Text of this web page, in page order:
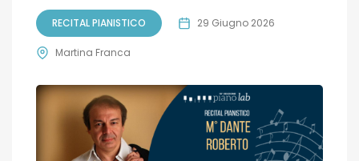
RECITAL PIANISTICO 29 Giugno 2026
Martina Franca